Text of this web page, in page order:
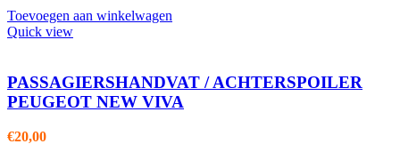
Toevoegen aan winkelwagen
Quick view
PASSAGIERSHANDVAT / ACHTERSPOILER
PEUGEOT NEW VIVA
€20,00